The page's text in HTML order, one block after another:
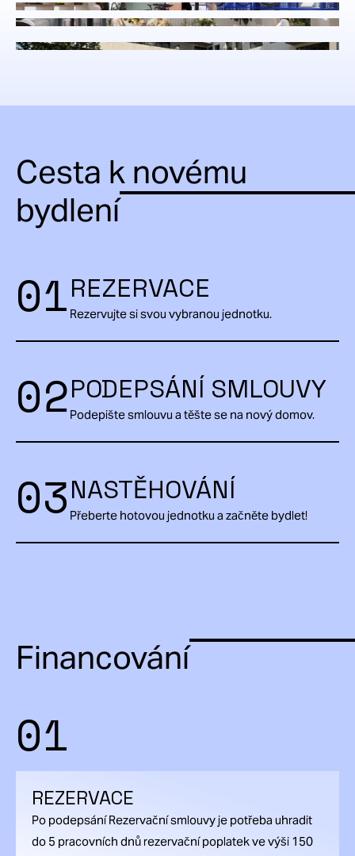
Cesta k novému
bydlení
01REZERVACE
Rezervujte si svou vybranou jednotku.
02PODEPSÁNÍ SMLOUVY
Podepište smlouvu a těšte se na nový domov.
03NASTĚHOVÁNÍ
Přeberte hotovou jednotku a začněte bydlet!
Financování
01
REZERVACE
Po podepsání Rezervační smlouvy je potřeba uhradit
do 5 pracovních dnů rezervační poplatek ve výši 150